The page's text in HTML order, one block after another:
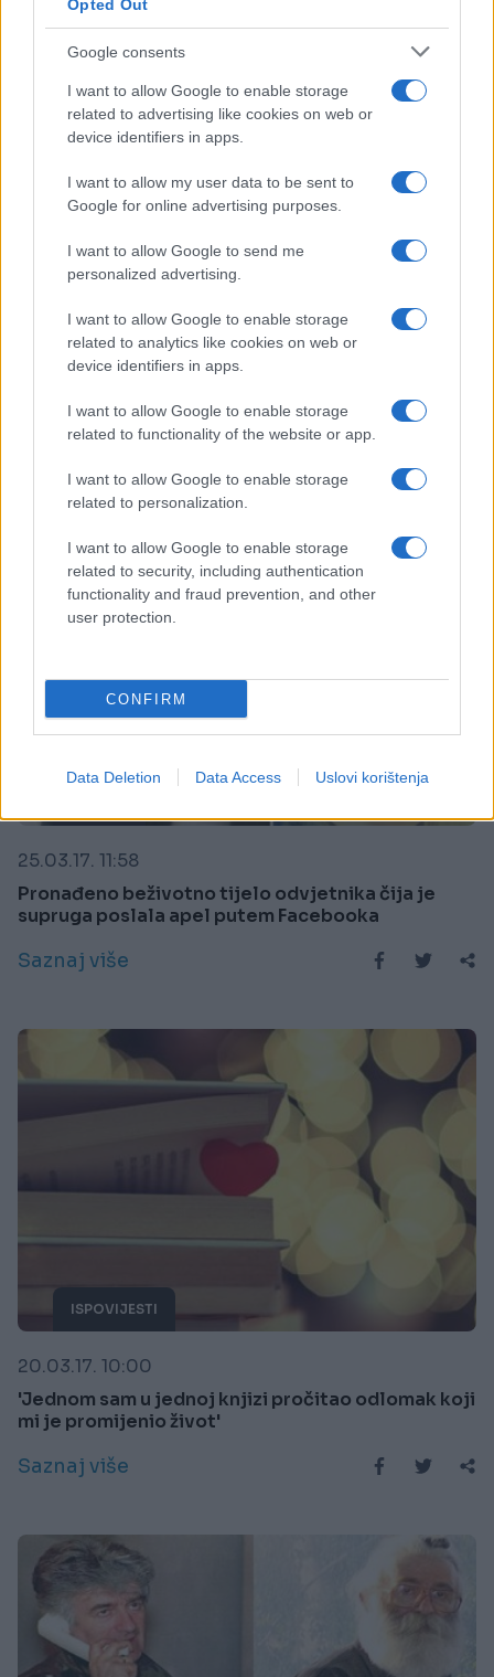
Opted Out
Google consents
I want to allow Google to enable storage
related to advertising like cookies on web or
device identifiers in apps.
I want to allow my user data to be sent to
Google for online advertising purposes.
I want to allow Google to send me
personalized advertising.
I want to allow Google to enable storage
related to analytics like cookies on web or
device identifiers in apps.
I want to allow Google to enable storage
related to functionality of the website or app.
I want to allow Google to enable storage
related to personalization.
I want to allow Google to enable storage
related to security, including authentication
functionality and fraud prevention, and other
user protection.
CONFIRM
Data Deletion Data Access Uslovi korištenja
ŠOKANTNO!
24.06.17. 00:42
Advokat na sramotan način iskorištavao
njegovu kancelariju i evo šta su snimili (VIDEO)
25.03.17. 11:58
Pronađeno beživotno tijelo odvjetnika čija je
supruga poslala apel putem Facebooka
Saznaj više
ISPOVIJESTI
20.03.17. 10:00
'Jednom sam u jednoj knjizi pročitao odlomak koji
mi je promijenio život'
Saznaj više